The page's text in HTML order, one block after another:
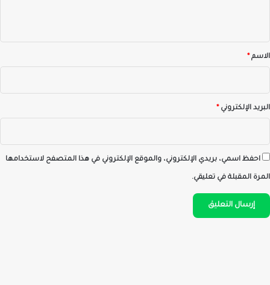
*الاسم *
البريد الإلكتروني *
احفظ اسمي، بريدي الإلكتروني، والموقع الإلكتروني في هذا المتصفح لاستخدامها
المرة المقبلة في تعليقي.